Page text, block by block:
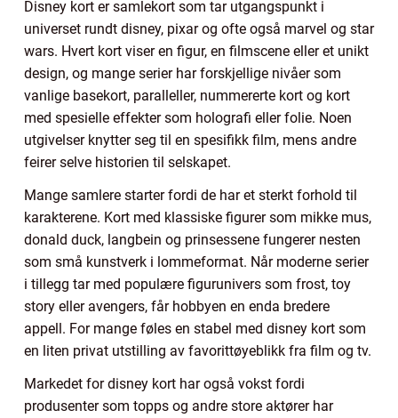
Disney kort er samlekort som tar utgangspunkt i
universet rundt disney, pixar og ofte også marvel og star
wars. Hvert kort viser en figur, en filmscene eller et unikt
design, og mange serier har forskjellige nivåer som
vanlige basekort, paralleller, nummererte kort og kort
med spesielle effekter som holografi eller folie. Noen
utgivelser knytter seg til en spesifikk film, mens andre
feirer selve historien til selskapet.
Mange samlere starter fordi de har et sterkt forhold til
karakterene. Kort med klassiske figurer som mikke mus,
donald duck, langbein og prinsessene fungerer nesten
som små kunstverk i lommeformat. Når moderne serier
i tillegg tar med populære figurunivers som frost, toy
story eller avengers, får hobbyen en enda bredere
appell. For mange føles en stabel med disney kort som
en liten privat utstilling av favorittøyeblikk fra film og tv.
Markedet for disney kort har også vokst fordi
produsenter som topps og andre store aktører har